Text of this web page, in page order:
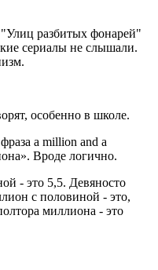
"Улиц разбитых фонарей"
сериалы не слышали.
особенно в школе.
a million and a
Вроде логично.
- это 5,5. Девяносто
с половиной - это,
миллиона - это